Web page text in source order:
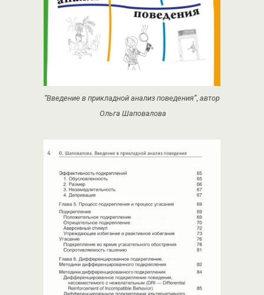
“Введение в прикладной анализ поведения”, автор
Ольга Шаповалова